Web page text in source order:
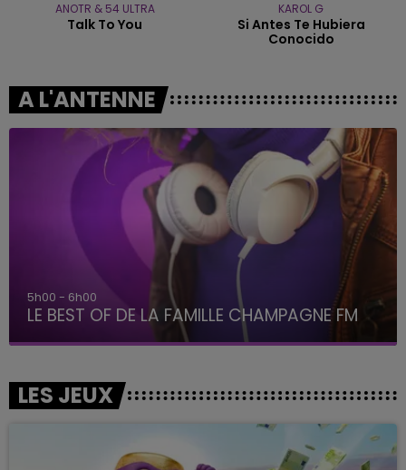
ANOTR & 54 ULTRA
Talk To You
KAROL G
Si Antes Te Hubiera
Conocido
A L'ANTENNE
5h00 - 6h00
LE BEST OF DE LA FAMILLE CHAMPAGNE FM
LES JEUX